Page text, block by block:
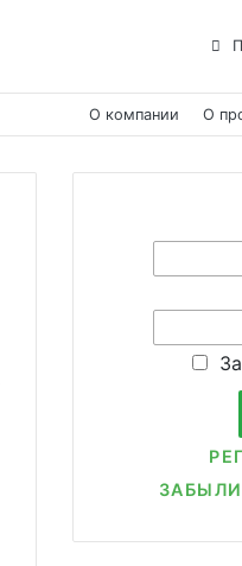
О компании О